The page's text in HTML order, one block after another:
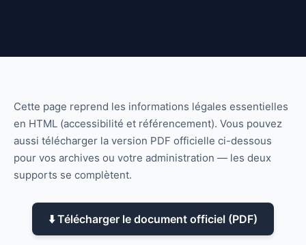
Cette page reprend les informations légales essentielles
en HTML (accessibilité et référencement). Vous pouvez
aussi télécharger la version PDF officielle ci-dessous
pour vos archives ou votre administration — les deux
supports se complètent.
⬇️ Télécharger le document officiel (PDF)